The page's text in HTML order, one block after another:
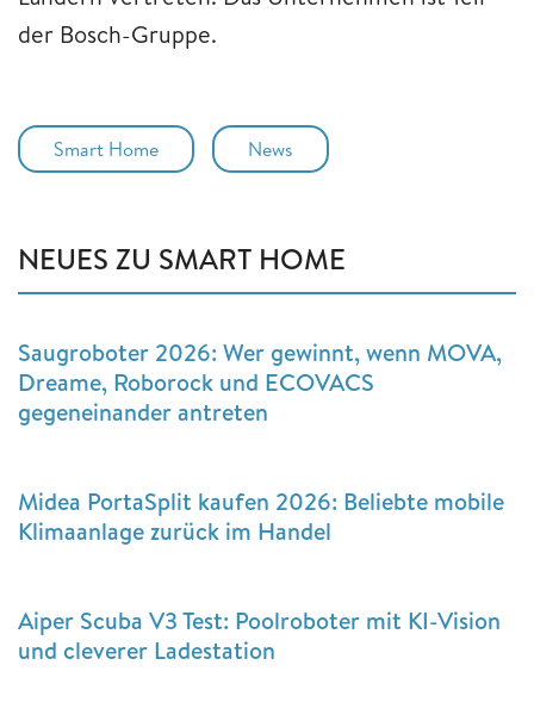
der Bosch-Gruppe.
Smart Home News
NEUES ZU SMART HOME
Saugroboter 2026: Wer gewinnt, wenn MOVA,
Dreame, Roborock und ECOVACS
gegeneinander antreten
Midea PortaSplit kaufen 2026: Beliebte mobile
Klimaanlage zurück im Handel
Aiper Scuba V3 Test: Poolroboter mit KI-Vision
und cleverer Ladestation